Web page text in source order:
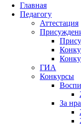
Главная
Педагогу
Аттестация
ГИА
Конкурсы
За